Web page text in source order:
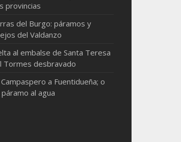
provincias
del Burgo: páramos y
del Valdanzo
al embalse de Santa Teresa
Tormes desbravado
a Fuentidueña; o
al agua